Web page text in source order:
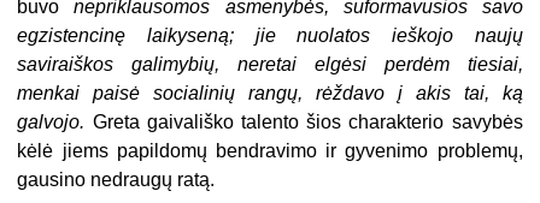
buvonepriklausomos asmenybės, suformavusios savo
egzistencinę laikyseną; jie nuolatos ieškojo naujų
saviraiškos galimybių, neretai elgėsi perdėm tiesiai,
menkai paisė socialinių rangų, rėždavo į akis tai, ką
galvojo. Greta gaivališko talento šios charakterio savybės
kėlė jiems papildomų bendravimo ir gyvenimo problemų,
gausino nedraugų ratą.